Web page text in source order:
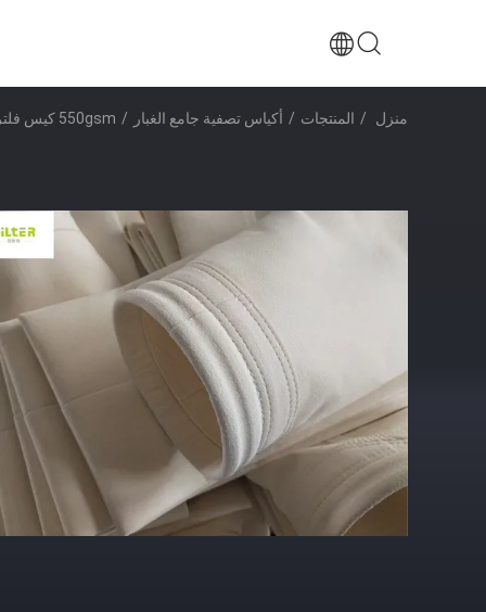
منزل / المنتجات / أكياس تصفية جامع الغبار / 550gsm كيس فلتر PPS عالي الكثافة لمجمع الغبار في محطات توليد الكهرباء الصناعية